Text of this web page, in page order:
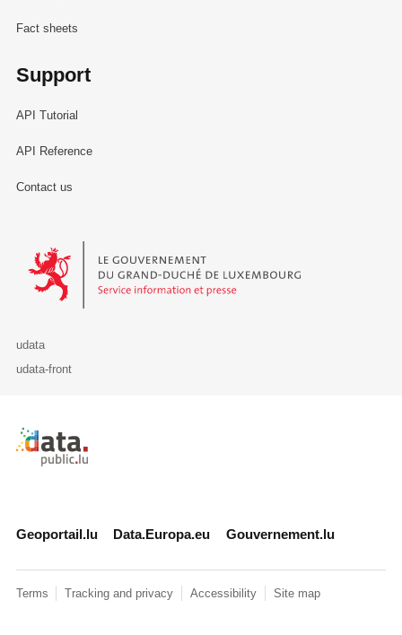
Fact sheets
Support
API Tutorial
API Reference
Contact us
Le Gouvernement du Grand-Duché de Luxembourg - Service
udata
udata-front
Retour à l'accueil de data.public.lu
Geoportail.lu Data.Europa.eu Gouvernement.lu
Terms Tracking and privacy Accessibility Site map